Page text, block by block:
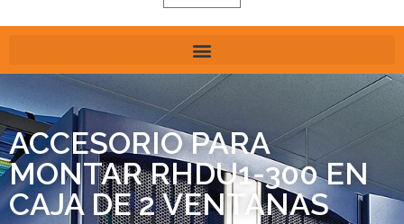
ACCESORIO PARA
MONTAR RHDU1-300 EN
CAJA DE 2 VENTANAS